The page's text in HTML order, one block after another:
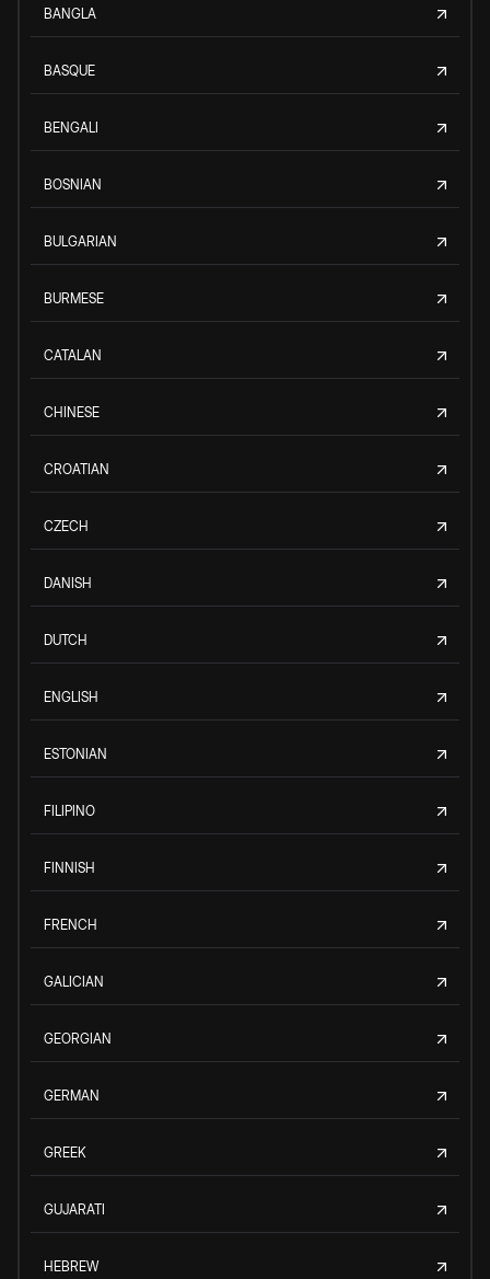
BANGLA
BASQUE
BENGALI
BOSNIAN
BULGARIAN
BURMESE
CATALAN
CHINESE
CROATIAN
CZECH
DANISH
DUTCH
ENGLISH
ESTONIAN
FILIPINO
FINNISH
FRENCH
GALICIAN
GEORGIAN
GERMAN
GREEK
GUJARATI
HEBREW